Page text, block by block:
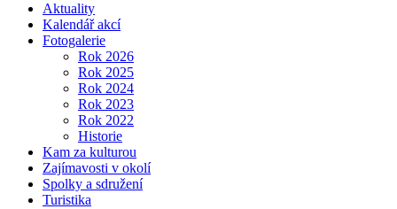
Aktuality
Kalendář akcí
Fotogalerie
Rok 2026
Rok 2025
Rok 2024
Rok 2023
Rok 2022
Historie
Kam za kulturou
Zajímavosti v okolí
Spolky a sdružení
Turistika